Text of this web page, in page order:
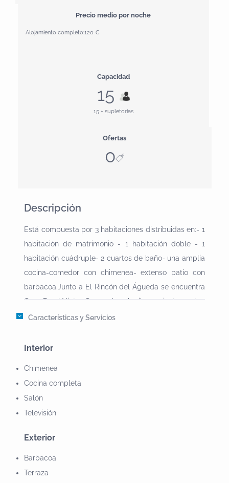
Precio medio por noche
Alojamiento completo:120 €
Capacidad
15
15 + supletorias
Ofertas
0
Descripción
Está compuesta por 3 habitaciones distribuidas en:- 1
habitación de matrimonio - 1 habitación doble - 1
habitación cuádruple- 2 cuartos de baño- una amplia
cocina-comedor con chimenea- extenso patio con
barbacoa.Junto a El Rincón del Águeda se encuentra
Casa Rural Victor. Se pueden alquilar conjuntamente.
Características y Servicios
Interior
Chimenea
Cocina completa
Salón
Televisión
Exterior
Barbacoa
Terraza